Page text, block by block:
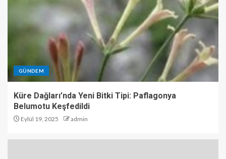
GÜNDEM
Küre Dağları’nda Yeni Bitki Tipi: Paflagonya
Belumotu Keşfedildi
Eylül 19, 2025 admin